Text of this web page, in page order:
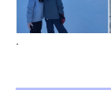
.